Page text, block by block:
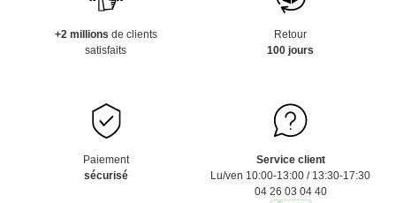
+2 millions de clients
satisfaits
Retour
100 jours
Paiement
sécurisé
Service client
Lu/ven 10:00-13:00 / 13:30-17:30
04 26 03 04 40